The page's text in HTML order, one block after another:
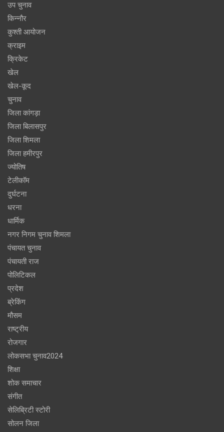
उप चुनाव
किन्नौर
कुश्ती आयोजन
क्राइम
क्रिकेट
खेल
खेल-कूद
चुनाव
जिला कांगड़ा
जिला बिलासपुर
जिला शिमला
जिला हमीरपुर
ज्योतिष
टेलीकॉम
दुर्घटना
धरना
धार्मिक
नगर निगम चुनाव शिमला
पंचायत चुनाव
पंचायती राज
पोलिटिकल
प्रदेश
ब्रेकिंग
मौसम
राष्ट्रीय
रोजगार
लोकसभा चुनाव2024
शिक्षा
शोक समाचार
संगीत
सेलिब्रिटी स्टोरी
सोलन जिला